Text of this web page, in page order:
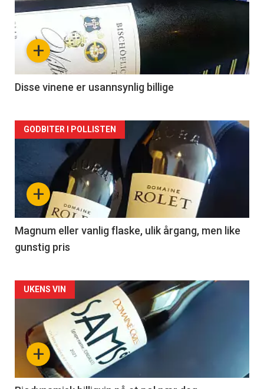
akkurat
nå
2
+
Disse vinene er usannsynlig billige
Forsiden
akkurat
nå
3
+
GODBITER I POLLISTEN
Magnum eller vanlig flaske, ulik årgang, men like
gunstig pris
Forsiden
akkurat
nå+
UKENS VIN